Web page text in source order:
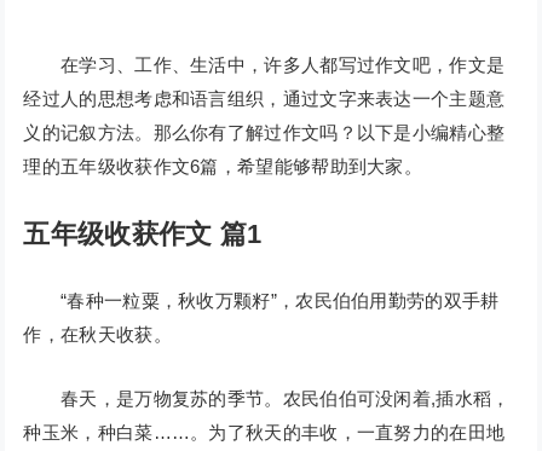
在学习、工作、生活中，许多人都写过作文吧，作文是
经过人的思想考虑和语言组织，通过文字来表达一个主题意
义的记叙方法。那么你有了解过作文吗？以下是小编精心整
理的五年级收获作文6篇，希望能够帮助到大家。
五年级收获作文 篇1
“春种一粒粟，秋收万颗籽”，农民伯伯用勤劳的双手耕
作，在秋天收获。
春天，是万物复苏的季节。农民伯伯可没闲着,插水稻，
种玉米，种白菜……。为了秋天的丰收，一直努力的在田地